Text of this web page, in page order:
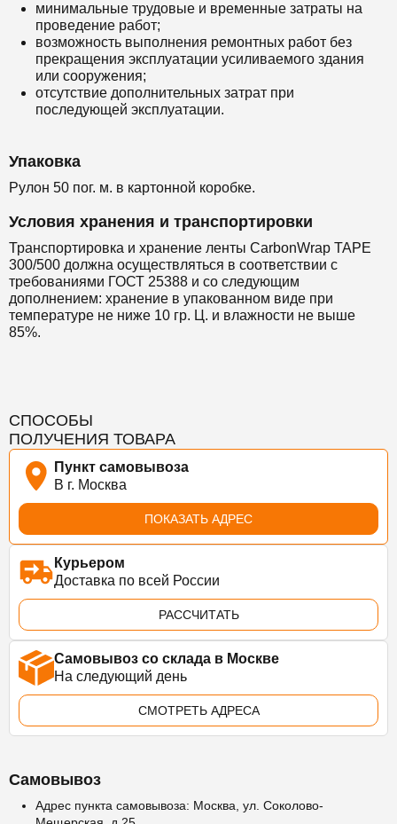
минимальные трудовые и временные затраты на
проведение работ;
возможность выполнения ремонтных работ без
прекращения эксплуатации усиливаемого здания
или сооружения;
отсутствие дополнительных затрат при
последующей эксплуатации.
Упаковка
Рулон 50 пог. м. в картонной коробке.
Условия хранения и транспортировки
Транспортировка и хранение ленты CarbonWrap TAPE
300/500 должна осуществляться в соответствии с
требованиями ГОСТ 25388 и со следующим
дополнением: хранение в упакованном виде при
температуре не ниже 10 гр. Ц. и влажности не выше
85%.
СПОСОБЫ
ПОЛУЧЕНИЯ ТОВАРА
Пункт самовывоза
В г. Москва
ПОКАЗАТЬ АДРЕС
Курьером
Доставка по всей России
РАССЧИТАТЬ
Самовывоз со склада в Москве
На следующий день
СМОТРЕТЬ АДРЕСА
Самовывоз
Адрес пункта самовывоза: Москва, ул. Соколово-